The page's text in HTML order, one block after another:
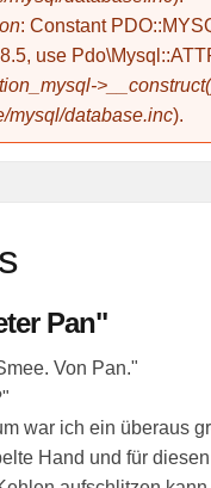
: Constant
use
mysql/database.inc).
Pan"
Von Pan."
war ich ein überaus
Hand und für